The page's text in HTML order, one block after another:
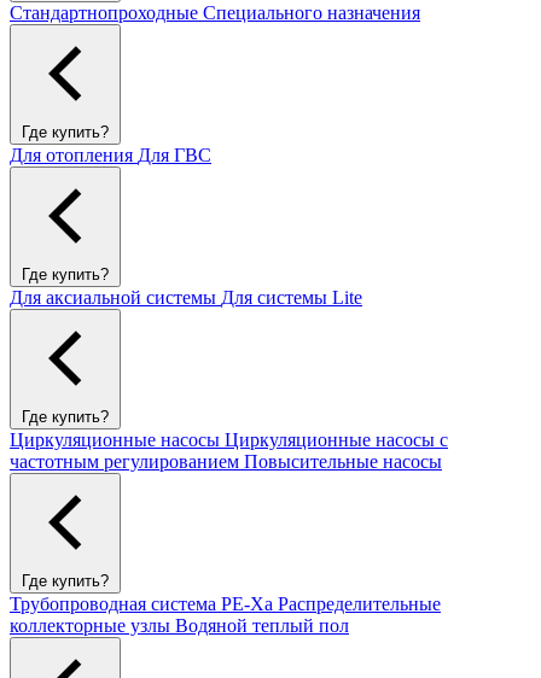
Стандартнопроходные Специального назначения
Где купить?
Для отопления Для ГВС
Где купить?
Для аксиальной системы Для системы Lite
Где купить?
Циркуляционные насосы Циркуляционные насосы с
частотным регулированием Повысительные насосы
Где купить?
Трубопроводная система PE-Xa Распределительные
коллекторные узлы Водяной теплый пол